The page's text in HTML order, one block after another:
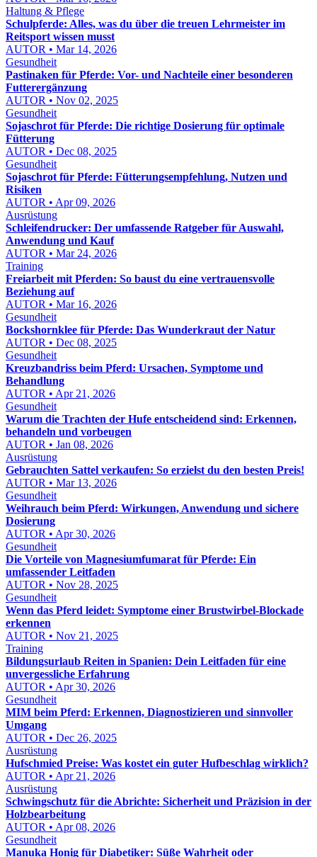
Haltung & Pflege
Schulpferde: Alles, was du über die treuen Lehrmeister im
Reitsport wissen musst
AUTOR • Mar 14, 2026
Gesundheit
Pastinaken für Pferde: Vor- und Nachteile einer besonderen
Futterergänzung
AUTOR • Nov 02, 2025
Gesundheit
Sojaschrot für Pferde: Die richtige Dosierung für optimale
Fütterung
AUTOR • Dec 08, 2025
Gesundheit
Sojaschrot für Pferde: Fütterungsempfehlung, Nutzen und
Risiken
AUTOR • Apr 09, 2026
Ausrüstung
Schleifendrucker: Der umfassende Ratgeber für Auswahl,
Anwendung und Kauf
AUTOR • Mar 24, 2026
Training
Freiarbeit mit Pferden: So baust du eine vertrauensvolle
Beziehung auf
AUTOR • Mar 16, 2026
Gesundheit
Bockshornklee für Pferde: Das Wunderkraut der Natur
AUTOR • Dec 08, 2025
Gesundheit
Kreuzbandriss beim Pferd: Ursachen, Symptome und
Behandlung
AUTOR • Apr 21, 2026
Gesundheit
Warum die Trachten der Hufe entscheidend sind: Erkennen,
behandeln und vorbeugen
AUTOR • Jan 08, 2026
Ausrüstung
Gebrauchten Sattel verkaufen: So erzielst du den besten Preis!
AUTOR • Mar 13, 2026
Gesundheit
Weihrauch beim Pferd: Wirkungen, Anwendung und sichere
Dosierung
AUTOR • Apr 30, 2026
Gesundheit
Die Vorteile von Magnesiumfumarat für Pferde: Ein
umfassender Leitfaden
AUTOR • Nov 28, 2025
Gesundheit
Wenn das Pferd leidet: Symptome einer Brustwirbel-Blockade
erkennen
AUTOR • Nov 21, 2025
Training
Bildungsurlaub Reiten in Spanien: Dein Leitfaden für eine
unvergessliche Erfahrung
AUTOR • Apr 30, 2026
Gesundheit
MIM beim Pferd: Erkennen, Diagnostizieren und sinnvoller
Umgang
AUTOR • Dec 26, 2025
Ausrüstung
Hufschmied Preise: Was kostet ein guter Hufbeschlag wirklich?
AUTOR • Apr 21, 2026
Ausrüstung
Schwingschutz für die Abrichte: Sicherheit und Präzision in der
Holzbearbeitung
AUTOR • Apr 08, 2026
Gesundheit
Manuka Honig für Diabetiker: Süße Wahrheit oder